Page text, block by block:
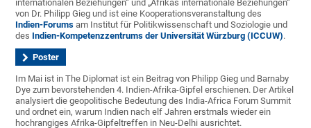
internationalen Beziehungen“ und „Afrikas internationale Beziehungen“
von Dr. Philipp Gieg und ist eine Kooperationsveranstaltung des
Indien-Forums am Institut für Politikwissenschaft und Soziologie und
des Indien-Kompetenzzentrums der Universität Würzburg (ICCUW).
Poster
Im Mai ist in The Diplomat ist ein Beitrag von Philipp Gieg und Barnaby
Dye zum bevorstehenden 4. Indien-Afrika-Gipfel erschienen. Der Artikel
analysiert die geopolitische Bedeutung des India-Africa Forum Summit
und ordnet ein, warum Indien nach elf Jahren erstmals wieder ein
hochrangiges Afrika-Gipfeltreffen in Neu-Delhi ausrichtet.